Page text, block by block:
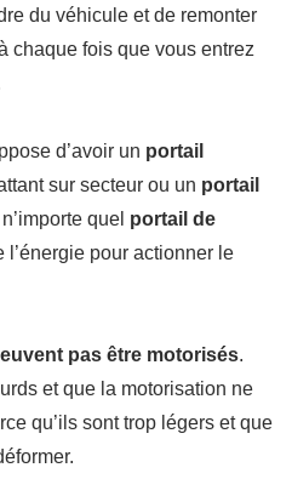
du véhicule et de remonter
chaque fois que vous entrez
d’avoir un portail
sur secteur ou un portail
quel portail de
l’énergie pour actionner le
pas être motorisés.
et que la motorisation ne
qu’ils sont trop légers et que